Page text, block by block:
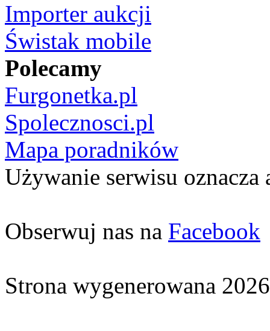
Importer aukcji
Świstak mobile
Polecamy
Furgonetka.pl
Spolecznosci.pl
Mapa poradników
Używanie serwisu oznacza
Obserwuj nas na Facebook
Strona wygenerowana